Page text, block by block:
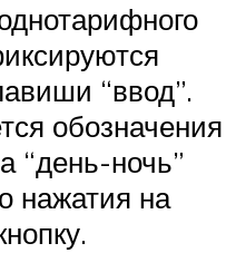
“ввод”.
обозначения
“день-ночь”
нажатия на